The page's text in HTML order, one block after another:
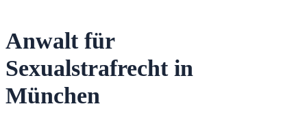
Anwalt für
Sexualstrafrecht in
München